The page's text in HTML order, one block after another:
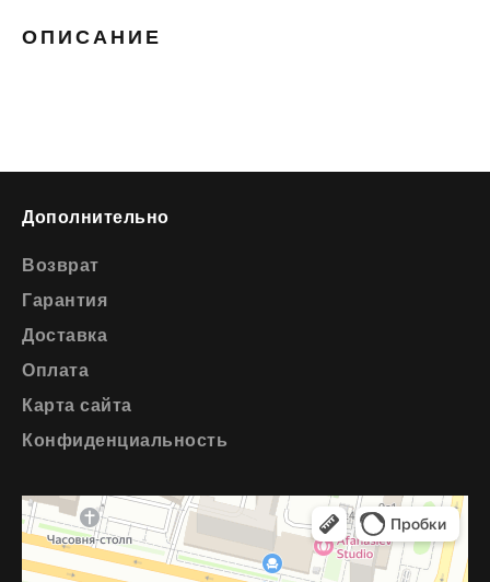
ОПИСАНИЕ
Дополнительно
Возврат
Гарантия
Доставка
Оплата
Карта сайта
Конфиденциальность